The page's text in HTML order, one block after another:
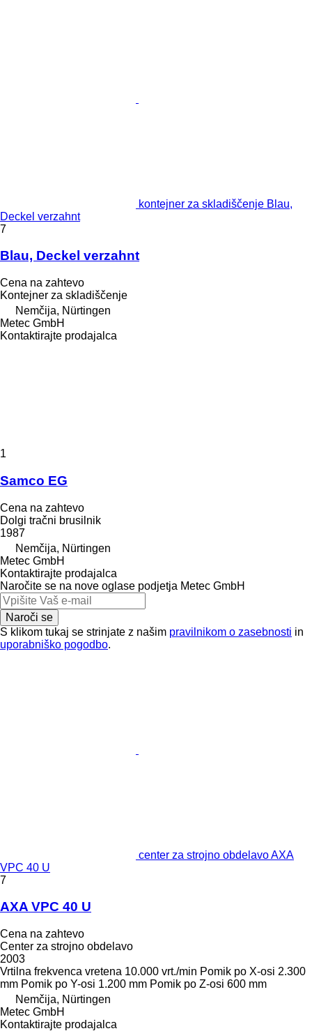
kontejner za skladiščenje Blau,
Deckel verzahnt
7
Blau, Deckel verzahnt
Cena na zahtevo
Kontejner za skladiščenje
Nemčija, Nürtingen
Metec GmbH
Kontaktirajte prodajalca
1
Samco EG
Cena na zahtevo
Dolgi tračni brusilnik
1987
Nemčija, Nürtingen
Metec GmbH
Kontaktirajte prodajalca
Naročite se na nove oglase podjetja Metec GmbH
Naroči se
S klikom tukaj se strinjate z našim pravilnikom o zasebnosti in
uporabniško pogodbo.
center za strojno obdelavo AXA
VPC 40 U
7
AXA VPC 40 U
Cena na zahtevo
Center za strojno obdelavo
2003
Vrtilna frekvenca vretena 10.000 vrt./min Pomik po X-osi 2.300
mm Pomik po Y-osi 1.200 mm Pomik po Z-osi 600 mm
Nemčija, Nürtingen
Metec GmbH
Kontaktirajte prodajalca